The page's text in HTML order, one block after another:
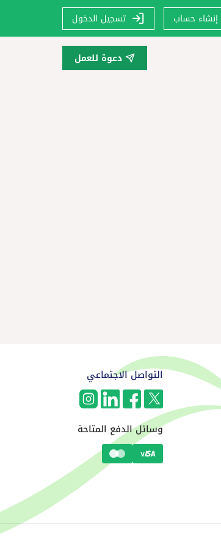
إنشاء حساب تسجيل الدخول
دعوة للعمل
التواصل الاجتماعي
وسائل الدفع المتاحة